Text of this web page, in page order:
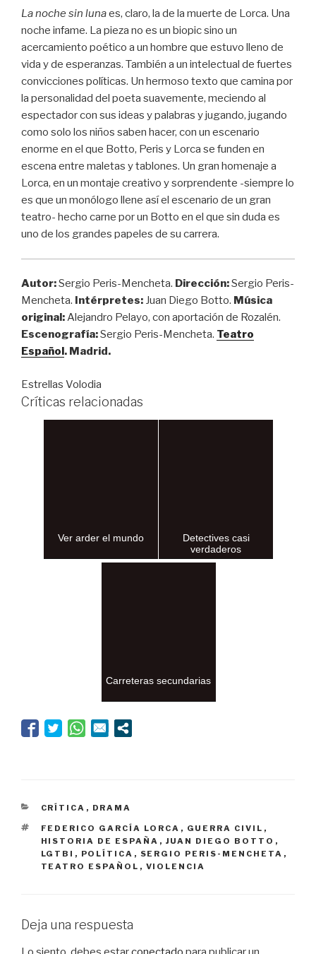
La noche sin lunaes, claro, la de la muerte de Lorca. Una
noche infame. La pieza no es un biopic sino un
acercamiento poético a un hombre que estuvo lleno de
vida y de esperanzas. También a un intelectual de fuertes
convicciones políticas. Un hermoso texto que camina por
la personalidad del poeta suavemente, meciendo al
espectador con sus ideas y palabras y jugando, jugando
como solo los niños saben hacer, con un escenario
enorme en el que Botto, Peris y Lorca se funden en
escena entre maletas y tablones. Un gran homenaje a
Lorca, en un montaje creativo y sorprendente -siempre lo
es que un monólogo llene así el escenario de un gran
teatro- hecho carne por un Botto en el que sin duda es
uno de los grandes papeles de su carrera.
Autor:Sergio Peris-Mencheta. Dirección:Sergio Peris-
Mencheta. Intérpretes: Juan Diego Botto. Música
original:Alejandro Pelayo, con aportación de Rozalén.
Escenografía:Sergio Peris-Mencheta. Teatro
Español. Madrid.
Estrellas Volodia
Críticas relacionadas
Ver arder el mundo
Detectives casi
verdaderos
Carreteras secundarias
CATEGORÍAS
CRÍTICA , DRAMA
ETIQUETAS
FEDERICO GARCÍA LORCA , GUERRA CIVIL ,
HISTORIA DE ESPAÑA , JUAN DIEGO BOTTO ,
LGTBI , POLÍTICA , SERGIO PERIS-MENCHETA ,
TEATRO ESPAÑOL , VIOLENCIA
Deja una respuesta